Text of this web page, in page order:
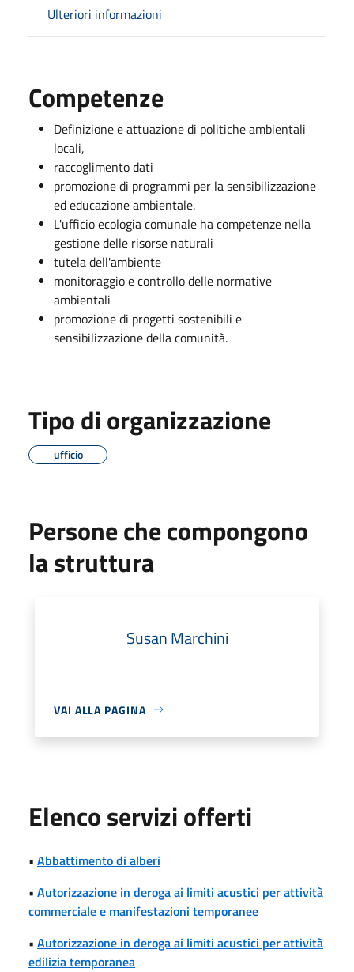
Ulteriori informazioni
Competenze
Definizione e attuazione di politiche ambientali
locali,
raccoglimento dati
promozione di programmi per la sensibilizzazione
ed educazione ambientale.
L'ufficio ecologia comunale ha competenze nella
gestione delle risorse naturali
tutela dell'ambiente
monitoraggio e controllo delle normative
ambientali
promozione di progetti sostenibili e
sensibilizzazione della comunità.
Tipo di organizzazione
ufficio
Persone che compongono
la struttura
Susan Marchini
VAI ALLA PAGINA
Elenco servizi offerti
• Abbattimento di alberi
• Autorizzazione in deroga ai limiti acustici per attività
commerciale e manifestazioni temporanee
• Autorizzazione in deroga ai limiti acustici per attività
edilizia temporanea